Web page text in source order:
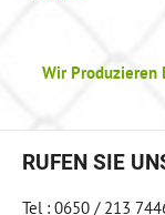
Wir Produzieren
RUFEN SIE
Tel : 0650 / 213